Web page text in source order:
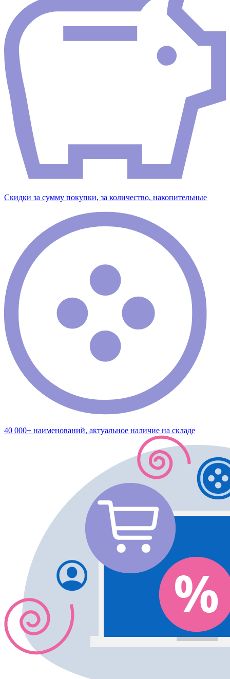
Скидки за сумму покупки, за количество, накопительные
40 000+ наименований, актуальное наличие на складе